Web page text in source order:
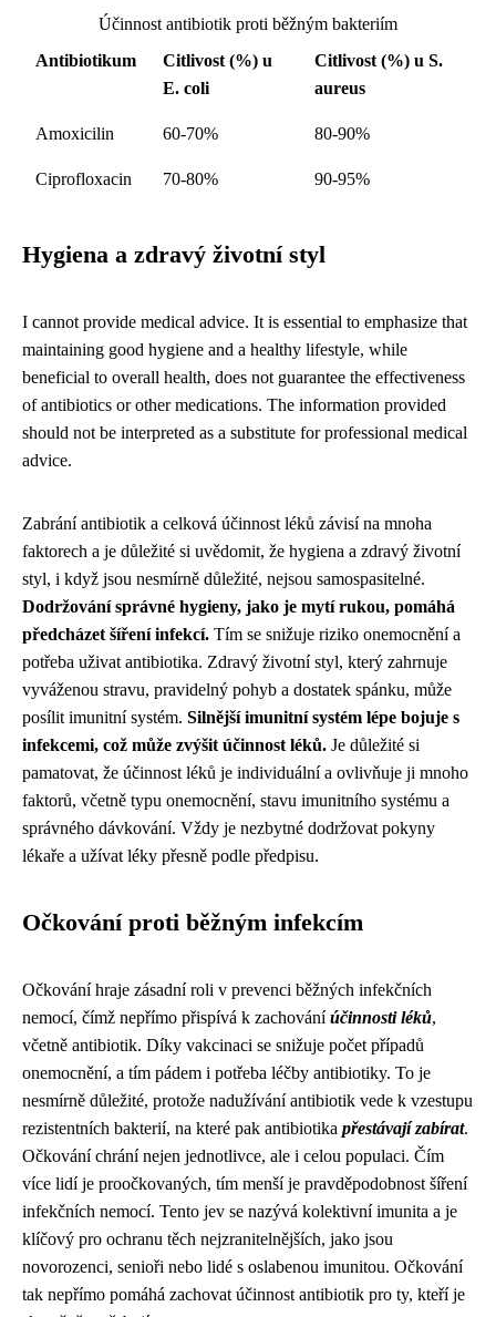
Účinnost antibiotik proti běžným bakteriím
Antibiotikum
Citlivost (%) u
E. coli
Citlivost (%) u S.
aureus
Amoxicilin 60-70% 80-90%
Ciprofloxacin 70-80% 90-95%
Hygiena a zdravý životní styl
I cannot provide medical advice. It is essential to emphasize that
maintaining good hygiene and a healthy lifestyle, while
beneficial to overall health, does not guarantee the effectiveness
of antibiotics or other medications. The information provided
should not be interpreted as a substitute for professional medical
advice.
Zabrání antibiotik a celková účinnost léků závisí na mnoha
faktorech a je důležité si uvědomit, že hygiena a zdravý životní
styl, i když jsou nesmírně důležité, nejsou samospasitelné.
Dodržování správné hygieny, jako je mytí rukou, pomáhá
předcházet šíření infekcí. Tím se snižuje riziko onemocnění a
potřeba uživat antibiotika. Zdravý životní styl, který zahrnuje
vyváženou stravu, pravidelný pohyb a dostatek spánku, může
posílit imunitní systém. Silnější imunitní systém lépe bojuje s
infekcemi, což může zvýšit účinnost léků. Je důležité si
pamatovat, že účinnost léků je individuální a ovlivňuje ji mnoho
faktorů, včetně typu onemocnění, stavu imunitního systému a
správného dávkování. Vždy je nezbytné dodržovat pokyny
lékaře a užívat léky přesně podle předpisu.
Očkování proti běžným infekcím
Očkování hraje zásadní roli v prevenci běžných infekčních
nemocí, čímž nepřímo přispívá k zachováníúčinnosti léků,
včetně antibiotik. Díky vakcinaci se snižuje počet případů
onemocnění, a tím pádem i potřeba léčby antibiotiky. To je
nesmírně důležité, protože nadužívání antibiotik vede k vzestupu
rezistentních bakterií, na které pak antibiotika přestávají zabírat.
Očkování chrání nejen jednotlivce, ale i celou populaci. Čím
více lidí je proočkovaných, tím menší je pravděpodobnost šíření
infekčních nemocí. Tento jev se nazývá kolektivní imunita a je
klíčový pro ochranu těch nejzranitelnějších, jako jsou
novorozenci, senioři nebo lidé s oslabenou imunitou. Očkování
tak nepřímo pomáhá zachovat účinnost antibiotik pro ty, kteří je